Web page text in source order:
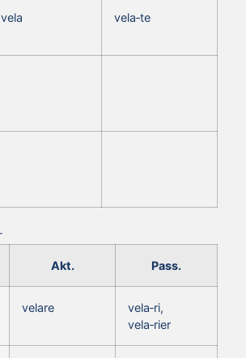
vela vela‑te
Akt. Pass.
velare
vela‑ri,
vela‑rier